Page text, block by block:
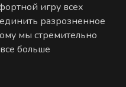
игру всех
разрозненное
мы стремительно
больше